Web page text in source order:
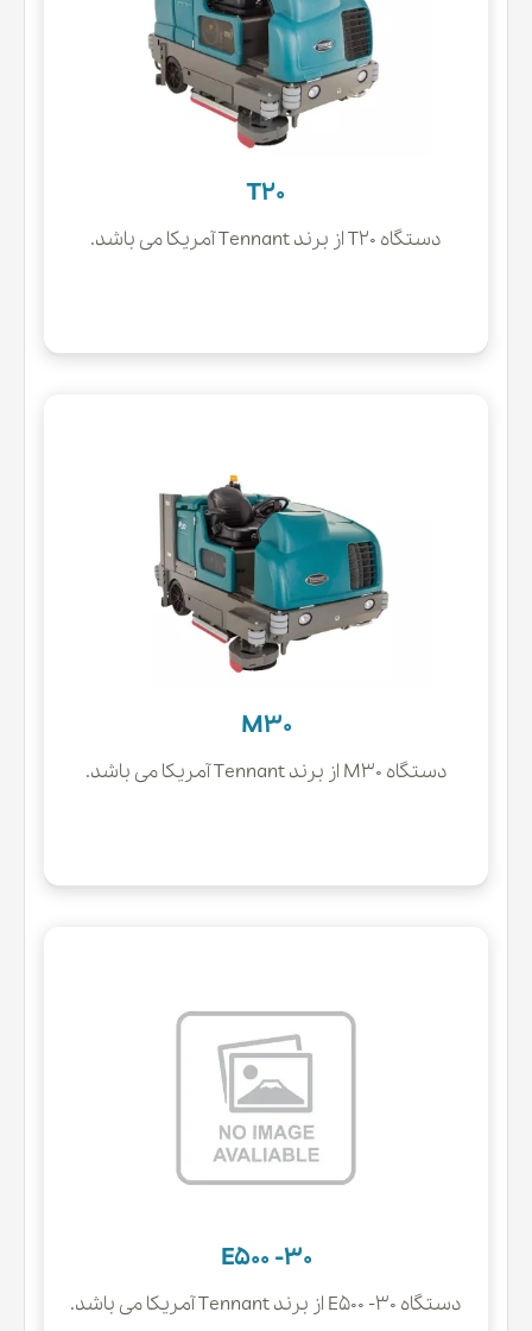
T20
دستگاه T20 از برند Tennant آمریکا می باشد.
M30
دستگاه M30 از برند Tennant آمریکا می باشد.
E500 -30
دستگاه E500 -30 از برند Tennant آمریکا می باشد.